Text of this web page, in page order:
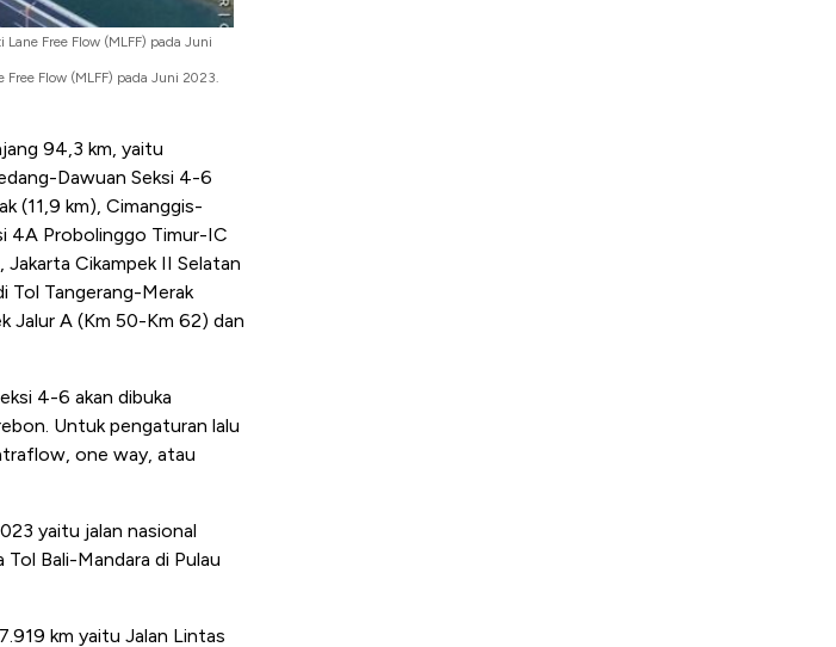
Free Flow (MLFF) pada Juni
Flow (MLFF) pada Juni 2023.
94,3 km, yaitu
Dawuan Seksi 4-6
(11,9 km), Cimanggis-
4A Probolinggo Timur-IC
Cikampek II Selatan
Tol Tangerang-Merak
Jalur A (Km 50-Km 62) dan
4-6 akan dibuka
Untuk pengaturan lalu
one way, atau
yaitu jalan nasional
Bali-Mandara di Pulau
km yaitu Jalan Lintas